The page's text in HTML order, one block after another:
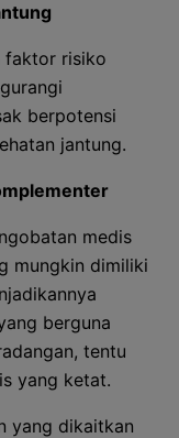
faktor risiko
berpotensi
jantung.
medis
mungkin dimiliki
berguna
tentu
yang ketat.
yang dikaitkan